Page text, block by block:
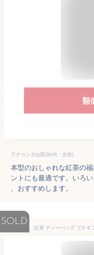
類
アナコンダ山田(30代・女性)
本型のおしゃれな紅茶の
ントにも最適です。いろ
、おすすめします。
SOLD